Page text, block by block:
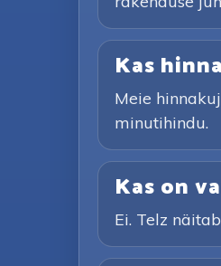
Kas
Meie
minutihindu.
Kas on
Ei. Telz